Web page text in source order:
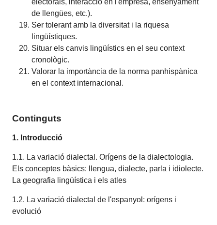
de llengües, etc.).
Ser tolerant amb la diversitat i la riquesa
lingüístiques.
Situar els canvis lingüístics en el seu context
cronològic.
Valorar la importància de la norma panhispànica
en el context internacional.
Continguts
1. Introducció
1.1. La variació dialectal. Orígens de la dialectologia.
Els conceptes bàsics: llengua, dialecte, parla i idiolecte.
La geografia lingüística i els atles
1.2. La variació dialectal de l'espanyol: orígens i
evolució